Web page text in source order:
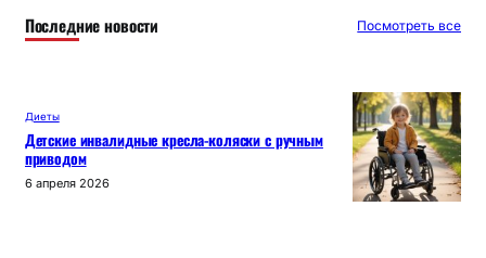
at
p
p
er e
m
a в
Последние новости Посмотреть все
Диеты
Детские инвалидные кресла-коляски с ручным
приводом
6 апреля 2026